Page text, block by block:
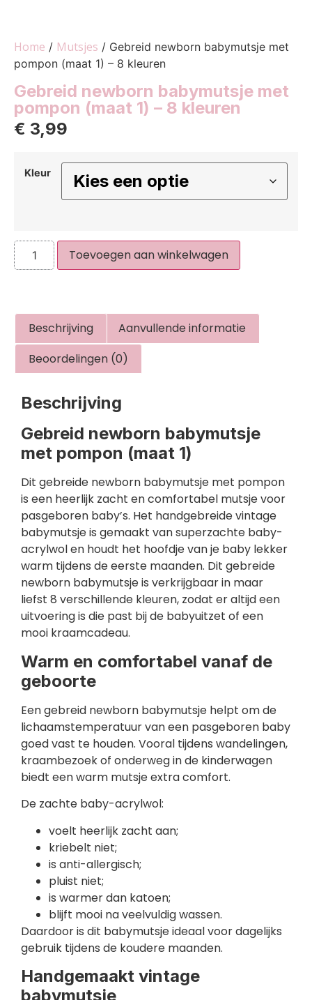
Home / Mutsjes / Gebreid newborn babymutsje met
pompon (maat 1) – 8 kleuren
Gebreid newborn babymutsje met
pompon (maat 1) – 8 kleuren
€ 3,99
Kleur
Toevoegen aan winkelwagen
Beschrijving
Aanvullende informatie
Beoordelingen (0)
Beschrijving
Gebreid newborn babymutsje
met pompon (maat 1)
Dit gebreide newborn babymutsje met pompon
is een heerlijk zacht en comfortabel mutsje voor
pasgeboren baby’s. Het handgebreide vintage
babymutsje is gemaakt van superzachte baby-
acrylwol en houdt het hoofdje van je baby lekker
warm tijdens de eerste maanden. Dit gebreide
newborn babymutsje is verkrijgbaar in maar
liefst 8 verschillende kleuren, zodat er altijd een
uitvoering is die past bij de babyuitzet of een
mooi kraamcadeau.
Warm en comfortabel vanaf de
geboorte
Een gebreid newborn babymutsje helpt om de
lichaamstemperatuur van een pasgeboren baby
goed vast te houden. Vooral tijdens wandelingen,
kraambezoek of onderweg in de kinderwagen
biedt een warm mutsje extra comfort.
De zachte baby-acrylwol:
voelt heerlijk zacht aan;
kriebelt niet;
is anti-allergisch;
pluist niet;
is warmer dan katoen;
blijft mooi na veelvuldig wassen.
Daardoor is dit babymutsje ideaal voor dagelijks
gebruik tijdens de koudere maanden.
Handgemaakt vintage
babymutsje